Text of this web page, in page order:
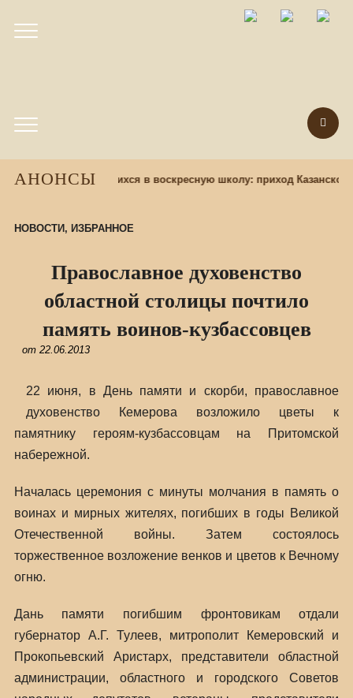
АНОНСЫ
назад Набор учащихся в воскресную школу: приход
НОВОСТИ , ИЗБРАННОЕ
Православное духовенство
областной столицы почтило
память воинов-кузбассовцев
от 22.06.2013
22 июня, в День памяти и скорби, православное
духовенство Кемерова возложило цветы к
памятнику героям-кузбассовцам на Притомской
набережной.
Началась церемония с минуты молчания в память о
воинах и мирных жителях, погибших в годы Великой
Отечественной войны. Затем состоялось
торжественное возложение венков и цветов к Вечному
огню.
Дань памяти погибшим фронтовикам отдали
губернатор А.Г. Тулеев, митрополит Кемеровский и
Прокопьевский Аристарх, представители областной
администрации, областного и городского Советов